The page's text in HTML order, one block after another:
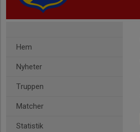
Hem
Nyheter
Truppen
Matcher
Statistik